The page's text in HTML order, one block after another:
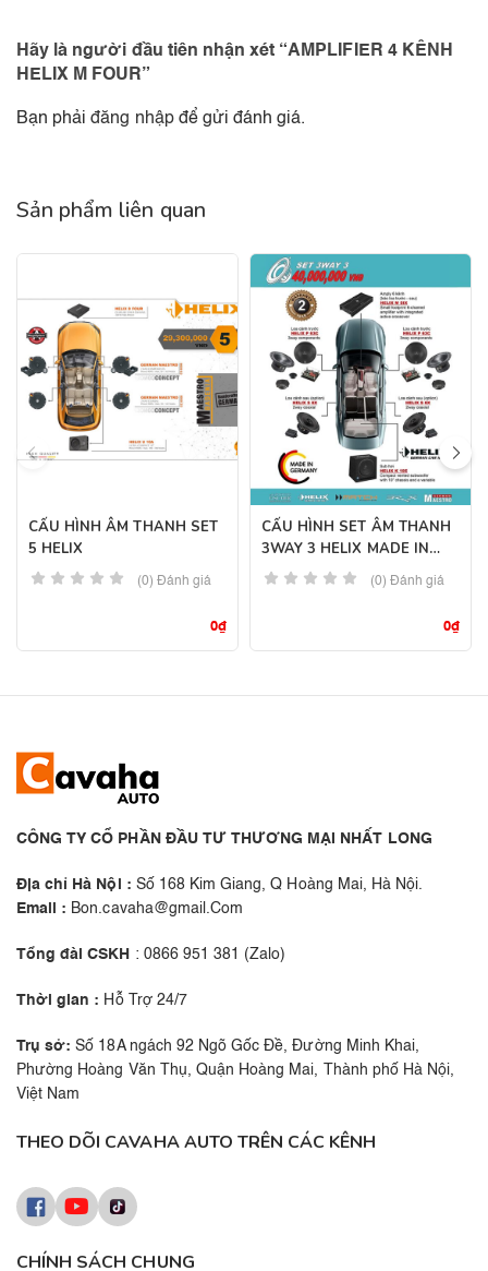
Hãy là người đầu tiên nhận xét “AMPLIFIER 4 KÊNH
HELIX M FOUR”
Bạn phảiđăng nhậpđể gửi đánh giá.
Sản phẩm liên quan
CẤU HÌNH ÂM THANH SET
5 HELIX
(0) Đánh giá
0₫
CẤU HÌNH SET ÂM THANH
3WAY 3 HELIX MADE IN
GERMANY
(0) Đánh giá
0₫
CÔNG TY CỔ PHẦN ĐẦU TƯ THƯƠNG MẠI NHẤT LONG
Địa chỉ Hà Nội : Số 168 Kim Giang, Q Hoàng Mai, Hà Nội.
Email : Bon.cavaha@gmail.Com
Tổng đài CSKH : 0866 951 381 (Zalo)
Thời gian : Hỗ Trợ 24/7
Trụ sở: Số 18A ngách 92 Ngõ Gốc Đề, Đường Minh Khai,
Phường Hoàng Văn Thụ, Quận Hoàng Mai, Thành phố Hà Nội,
Việt Nam
CHÍNH SÁCH CHUNG
THEO DÕI CAVAHA AUTO TRÊN CÁC KÊNH